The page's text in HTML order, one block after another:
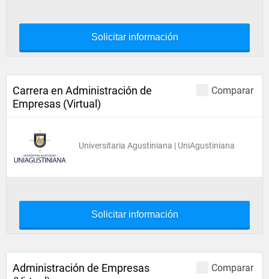
Solicitar información
Comparar
Carrera en Administración de
Empresas (Virtual)
Universitaria Agustiniana | UniAgustiniana
Solicitar información
Comparar
Administración de Empresas